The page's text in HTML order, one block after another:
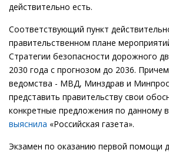
действительно есть.
Соответствующий пункт
правительственном плане
Стратегии безопасности дорожного
2030 года с прогнозом до 2036.
ведомства - МВД, Минздрав и
представить правительству свои
конкретные предложения по данному
выяснила «Российская газета».
Экзамен по оказанию первой помощи